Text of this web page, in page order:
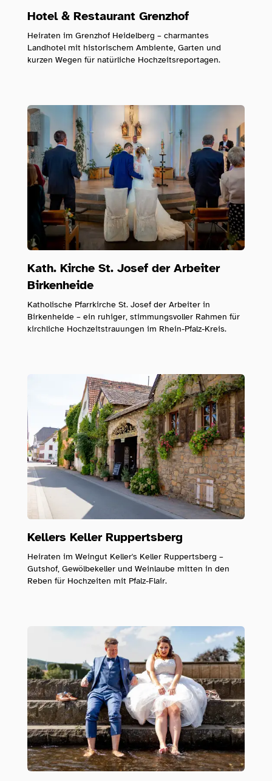
Hotel & Restaurant Grenzhof
Heiraten im Grenzhof Heidelberg – charmantes
Landhotel mit historischem Ambiente, Garten und
kurzen Wegen für natürliche Hochzeitsreportagen.
Kath. Kirche St. Josef der Arbeiter
Birkenheide
Katholische Pfarrkirche St. Josef der Arbeiter in
Birkenheide – ein ruhiger, stimmungsvoller Rahmen für
kirchliche Hochzeitstrauungen im Rhein-Pfalz-Kreis.
Kellers Keller Ruppertsberg
Heiraten im Weingut Keller's Keller Ruppertsberg –
Gutshof, Gewölbekeller und Weinlaube mitten in den
Reben für Hochzeiten mit Pfalz-Flair.